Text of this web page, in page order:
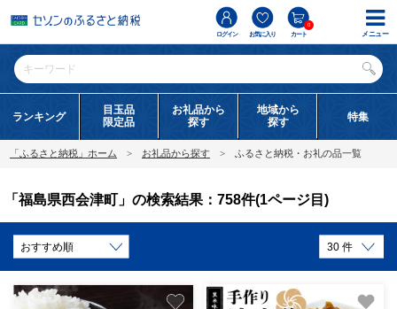
ログイン お気に入り カート
0
ランキング
目玉品
限定品
お礼品から
探す
地域から
探す
特集
「ふるさと納税」ホーム お礼品から探す ふるさと納税・お礼の品一覧
「福島県西会津町」の検索結果：758件(1ページ目)
メニュー